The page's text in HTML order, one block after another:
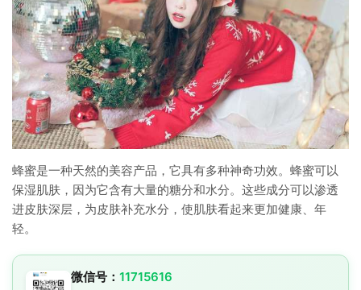
蜂蜜是一种天然的美容产品，它具有多种神奇功效。蜂蜜可以
保湿肌肤，因为它含有大量的糖分和水分。这些成分可以渗透
进皮肤深层，为皮肤补充水分，使肌肤看起来更加健康、年
轻。
微信号： 11715616